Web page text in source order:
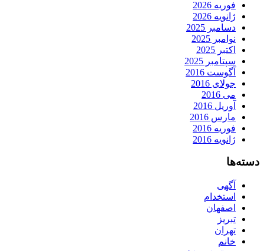
فوریه 2026
ژانویه 2026
دسامبر 2025
نوامبر 2025
اکتبر 2025
سپتامبر 2025
آگوست 2016
جولای 2016
می 2016
آوریل 2016
مارس 2016
فوریه 2016
ژانویه 2016
دسته‌ها
آگهی
استخدام
اصفهان
تبریز
تهران
خانم